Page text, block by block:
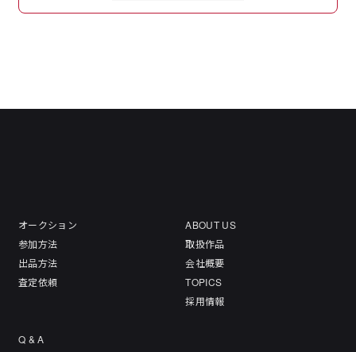
オークション
参加方法
出品方法
査定依頼
ABOUT US
取扱作品
会社概要
TOPICS
採用情報
Q & A